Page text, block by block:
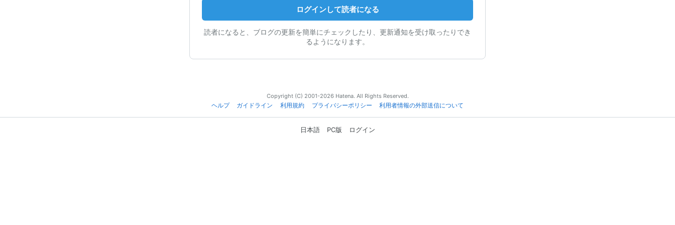
ログインして読者になる
読者になると、ブログの更新を簡単にチェックしたり、更新通知を受け取ったりでき
るようになります。
Copyright (C) 2001-2026 Hatena. All Rights Reserved.
ヘルプ
ガイドライン 利用規約 プライバシーポリシー 利用者情報の外部送信について
日本語 PC版 ログイン